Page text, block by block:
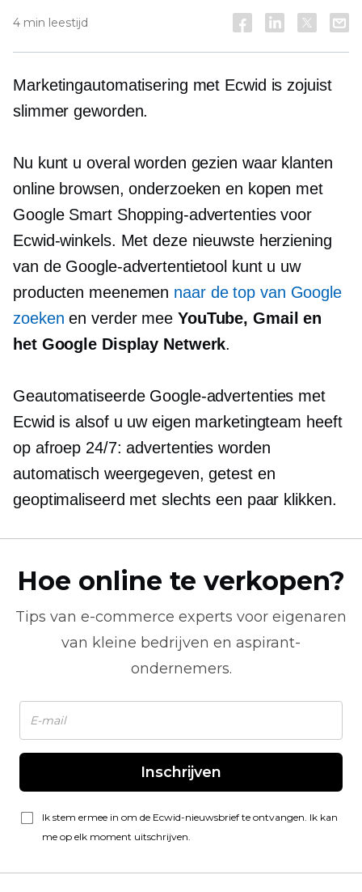
4 min leestijd
Marketingautomatisering met Ecwid is zojuist
slimmer geworden.
Nu kunt u overal worden gezien waar klanten
online browsen, onderzoeken en kopen met
Google Smart Shopping-advertenties voor
Ecwid-winkels. Met deze nieuwste herziening
van de Google-advertentietool kunt u uw
producten meenemen naar de top van Google
zoeken en verder mee YouTube, Gmail en
het Google Display Netwerk.
Geautomatiseerde Google-advertenties met
Ecwid is alsof u uw eigen marketingteam heeft
op afroep 24/7: advertenties worden
automatisch weergegeven, getest en
geoptimaliseerd met slechts een paar klikken.
Hoe online te verkopen?
Tips van e-commerce experts voor eigenaren
van kleine bedrijven en aspirant-
ondernemers.
Inschrijven
Ik stem ermee in om de Ecwid-nieuwsbrief te ontvangen. Ik kan
me op elk moment uitschrijven.